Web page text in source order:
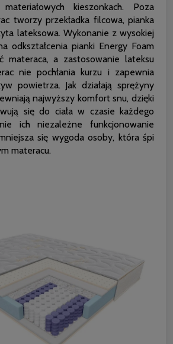
kieszonkach. Poza
tworzy przekładka filcowa, pianka
lateksowa. Wykonanie z wysokiej
odkształcenia pianki Energy Foam
materaca, a zastosowanie lateksu
nie pochłania kurzu i zapewnia
powietrza. Jak działają sprężyny
najwyższy komfort snu, dzięki
się do ciała w czasie każdego
ich niezależne funkcjonowanie
się wygoda osoby, która śpi
materacu.